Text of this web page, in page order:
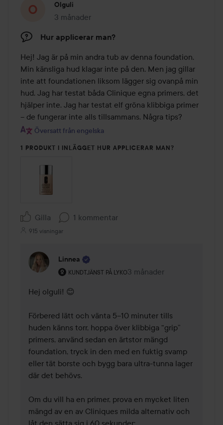
Olguli
3 månader
Inlägget skapades 3 månader
Hur applicerar man?
Hej! Jag är på min andra tub av denna foundation.
Min känsliga hud klagar inte på den. Men jag gillar
inte att foundationen liksom lägger sig ovanpå min
hud. Jag har testat båda Clinique egna primers, det
hjälper inte. Jag har testat elf gröna klibbiga primer
– de fungerar inte alls tillsammans. Några tips?
Översatt från engelska
1 PRODUKT I INLÄGGET HUR APPLICERAR MAN?
Gilla 1 kommentar
915 visningar
Linnea
KUNDTJÄNST PÅ LYKO
Användarens roll: Kundtjänst på Lyko.
3 månader
Kommentaren lades 3
Hej olguli! 😊
Förbered lätt och vänta 5–10 minuter tills
huden känns torr, hoppa över klibbiga “grip”
primers, använd sedan en ärtstor mängd
foundation, tryck in den med en fuktig svamp
eller tät borste och bygg bara ultra-tunna lager
där det behövs.
Om du vill ha en primer, prova en mycket liten
mängd av en av Cliniques milda alternativ och